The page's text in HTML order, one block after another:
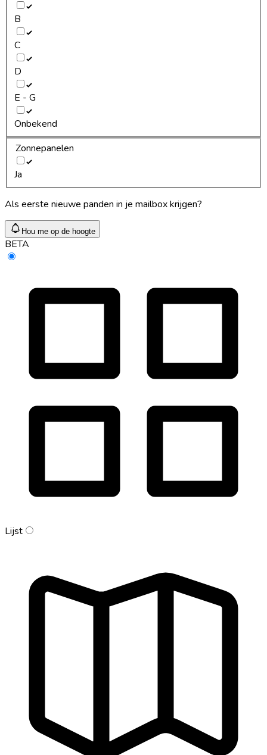
B
C
D
E - G
Onbekend
Zonnepanelen
Ja
Als eerste nieuwe panden in je mailbox krijgen?
Hou me op de hoogte
BETA
Lijst